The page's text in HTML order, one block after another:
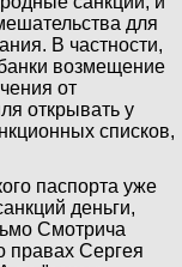
для
В частности,
возмещение
от
открывать у
списков,
паспорта уже
деньги,
Смотрича
правах Сергея